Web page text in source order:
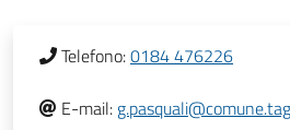
Telefono:0184 476226
E-mail: